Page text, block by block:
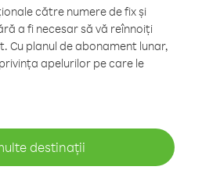
către numere de fix și
a fi necesar să vă reînnoiți
Cu planul de abonament lunar,
apelurilor pe care le
destinații